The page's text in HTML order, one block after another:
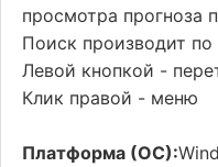
просмотра прогноза
Поиск производит по
Левой кнопкой -
Клик правой - меню
Платформа (ОС):